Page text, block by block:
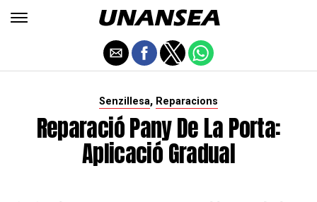
Senzillesa, Reparacions
Reparació Pany De La Porta:
Aplicació Gradual